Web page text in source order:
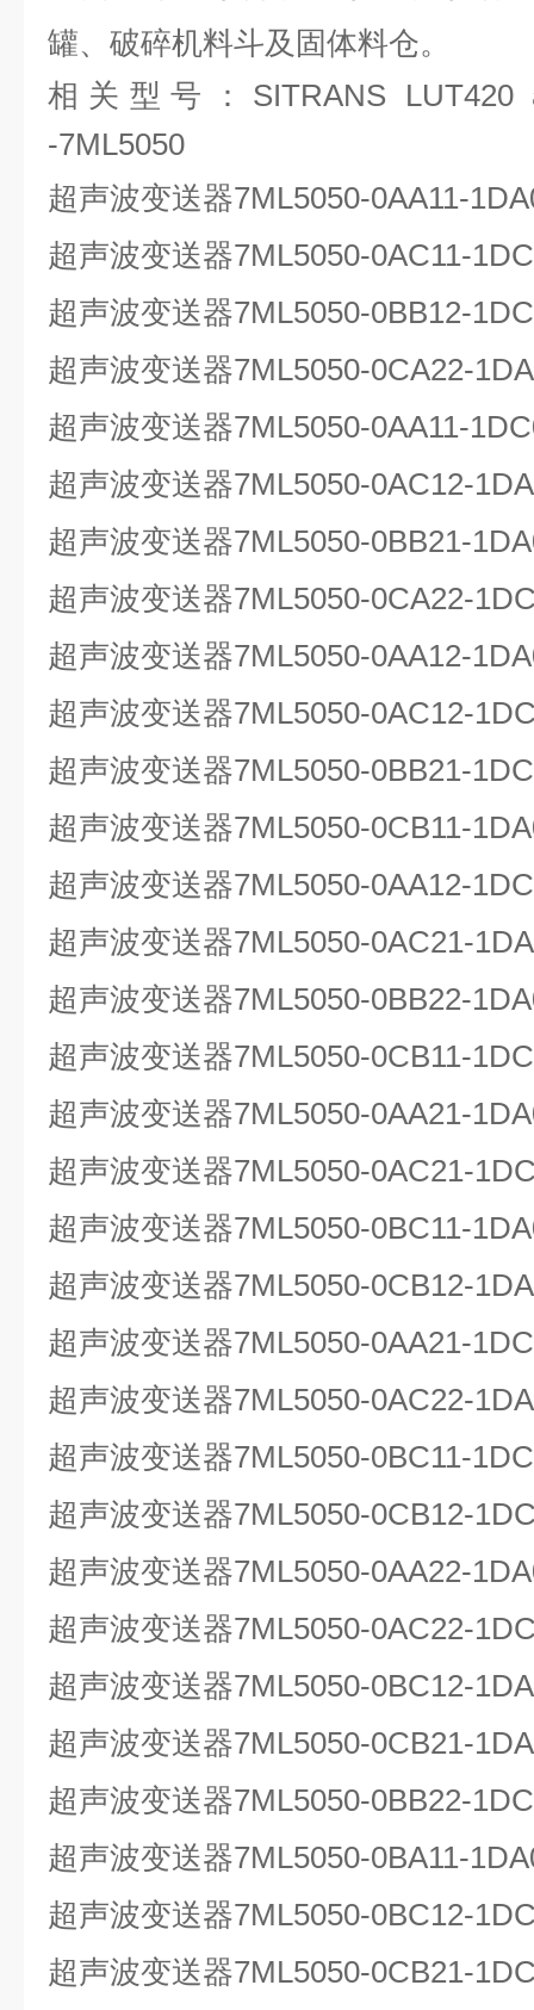
罐、破碎机料斗及固体料仓。
相关型号：SITRANS LUT420
-7ML5050
超声波变送器7ML5050-0AA11-
超声波变送器7ML5050-0AC11-
超声波变送器7ML5050-0BB12-
超声波变送器7ML5050-0CA22-
超声波变送器7ML5050-0AA11-
超声波变送器7ML5050-0AC12-
超声波变送器7ML5050-0BB21-
超声波变送器7ML5050-0CA22-
超声波变送器7ML5050-0AA12-
超声波变送器7ML5050-0AC12-
超声波变送器7ML5050-0BB21-
超声波变送器7ML5050-0CB11-
超声波变送器7ML5050-0AA12-
超声波变送器7ML5050-0AC21-
超声波变送器7ML5050-0BB22-
超声波变送器7ML5050-0CB11-
超声波变送器7ML5050-0AA21-
超声波变送器7ML5050-0AC21-
超声波变送器7ML5050-0BC11-
超声波变送器7ML5050-0CB12-
超声波变送器7ML5050-0AA21-
超声波变送器7ML5050-0AC22-
超声波变送器7ML5050-0BC11-
超声波变送器7ML5050-0CB12-
超声波变送器7ML5050-0AA22-
超声波变送器7ML5050-0AC22-
超声波变送器7ML5050-0BC12-
超声波变送器7ML5050-0CB21-
超声波变送器7ML5050-0BB22-
超声波变送器7ML5050-0BA11-
超声波变送器7ML5050-0BC12-
超声波变送器7ML5050-0CB21-